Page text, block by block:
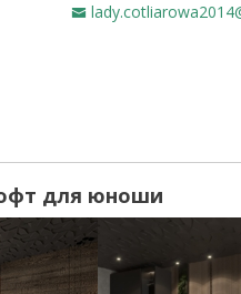
для юноши